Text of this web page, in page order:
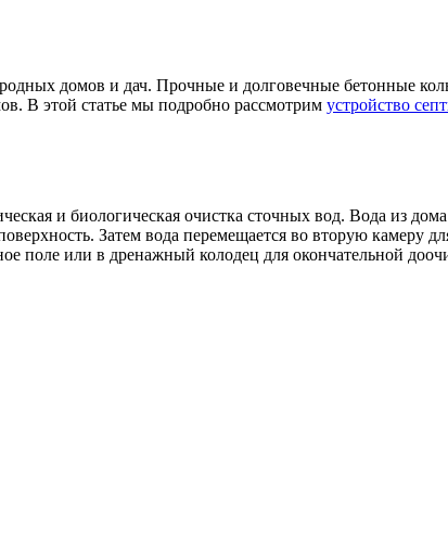
домов и дач. Прочные и долговечные бетонные
В этой статье мы подробно рассмотрим устройство
и биологическая очистка сточных вод. Вода из
Затем вода перемещается во вторую камеру
поле или в дренажный колодец для окончательной